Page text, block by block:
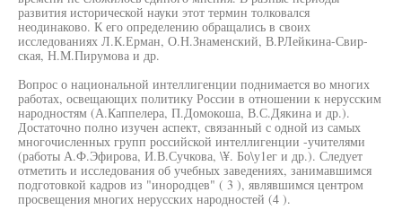
развития исторической науки этот термин толковался
неодинаково. К его определению обращались в своих
исследованиях Л.К.Ерман, О.Н.Знаменский, В.РЛейкина-Свир-
ская, Н.М.Пирумова и др.
Вопрос о национальной интеллигенции поднимается во многих
работах, освещающих политику России в отношении к нерусским
народностям (А.Каппелера, П.Домокоша, В.С.Дякина и др.).
Достаточно полно изучен аспект, связанный с одной из самых
многочисленных групп российской интеллигенции -учителями
(работы А.Ф.Эфирова, И.В.Сучкова, \¥. Бо\у1ег и др.). Следует
отметить и исследования об учебных заведениях, занимавшимся
подготовкой кадров из "инородцев" ( 3 ), являвшимся центром
просвещения многих нерусских народностей (4 ).